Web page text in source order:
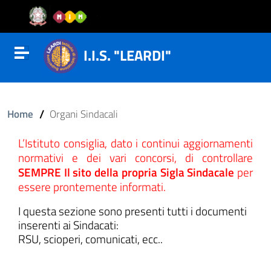
Vai al contenuto
Vail al menu di navigazione
Vai al footer
Attiva disattiva la navigazione
I.I.S. "LEARDI"
Home / Organi Sindacali
L’Istituto consiglia, dato i continui aggiornamenti
normativi e dei vari concorsi, di controllare
SEMPRE Il sito della propria Sigla Sindacale per
essere prontemente informati.
I questa sezione sono presenti tutti i documenti
inserenti ai Sindacati:
RSU, scioperi, comunicati, ecc..